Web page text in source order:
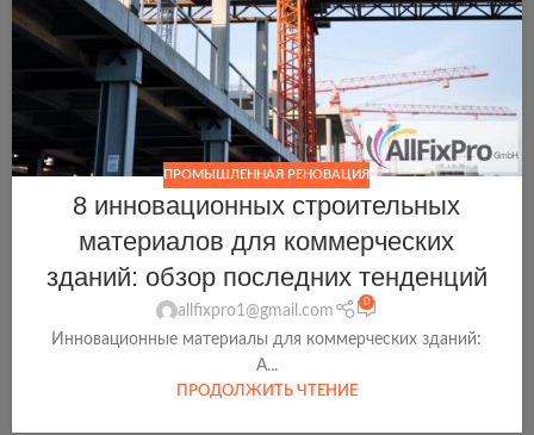
ПРОМЫШЛЕННАЯ РЕНОВАЦИЯ
8 инновационных строительных
материалов для коммерческих
зданий: обзор последних тенденций
allfixpro1@gmail.com
0
Инновационные материалы для коммерческих зданий:
А...
ПРОДОЛЖИТЬ ЧТЕНИЕ